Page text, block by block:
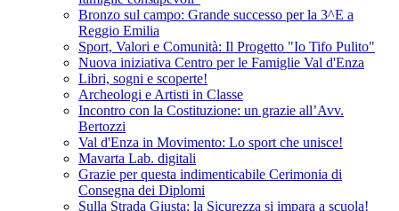
Bronzo sul campo: Grande successo per la 3^E a
Reggio Emilia
Sport, Valori e Comunità: Il Progetto "Io Tifo Pulito"
Nuova iniziativa Centro per le Famiglie Val d'Enza
Libri, sogni e scoperte!
Archeologi e Artisti in Classe
Incontro con la Costituzione: un grazie all’Avv.
Bertozzi
Val d'Enza in Movimento: Lo sport che unisce!
Mavarta Lab. digitali
Grazie per questa indimenticabile Cerimonia di
Consegna dei Diplomi
Sulla Strada Giusta: la Sicurezza si impara a scuola!